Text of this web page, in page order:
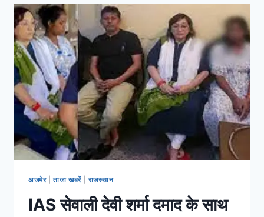
अजमेर|ताजा खबरें| राजस्थान
IAS सेवाली देवी शर्मा दमाद के साथ